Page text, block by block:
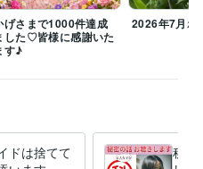
せていただきたいと思っておりま
す(*ᴗ͈ˬᴗ͈)ꕤ*.ﾟ
しております！みなさまの心が和
)❤︎
げさまで1000件達成
した♡皆様に感謝いた
す♪
2026年7月ボ
ドは捨てて
秘密